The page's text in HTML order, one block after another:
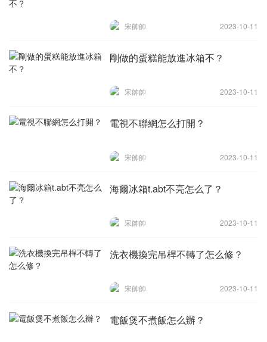
宋帥帥 2023-10-11
剛做的蛋糕能放進冰箱不？
宋帥帥 2023-10-11
電視不聯網怎么打開？
宋帥帥 2023-10-11
海爾冰箱t.abt不亮怎么了？
宋帥帥 2023-10-11
洗衣機換完吊桿不轉了怎么修？
宋帥帥 2023-10-11
電飯煲不煮飯怎么辦？